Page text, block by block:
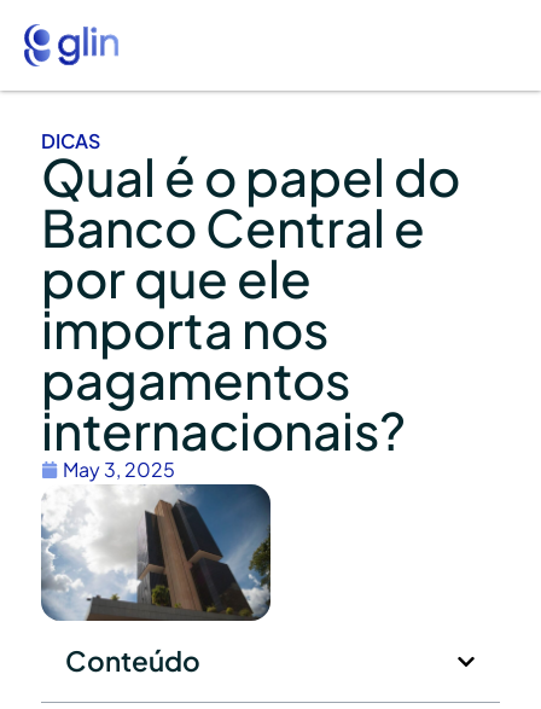
DICAS
Qual é o papel do
Banco Central e
por que ele
importa nos
pagamentos
internacionais?
May 3, 2025
Conteúdo